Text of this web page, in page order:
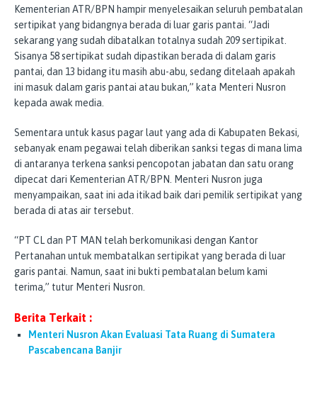
Kementerian ATR/BPN hampir menyelesaikan seluruh pembatalan
sertipikat yang bidangnya berada di luar garis pantai. “Jadi
sekarang yang sudah dibatalkan totalnya sudah 209 sertipikat.
Sisanya 58 sertipikat sudah dipastikan berada di dalam garis
pantai, dan 13 bidang itu masih abu-abu, sedang ditelaah apakah
ini masuk dalam garis pantai atau bukan,” kata Menteri Nusron
kepada awak media.
Sementara untuk kasus pagar laut yang ada di Kabupaten Bekasi,
sebanyak enam pegawai telah diberikan sanksi tegas di mana lima
di antaranya terkena sanksi pencopotan jabatan dan satu orang
dipecat dari Kementerian ATR/BPN. Menteri Nusron juga
menyampaikan, saat ini ada itikad baik dari pemilik sertipikat yang
berada di atas air tersebut.
“PT CL dan PT MAN telah berkomunikasi dengan Kantor
Pertanahan untuk membatalkan sertipikat yang berada di luar
garis pantai. Namun, saat ini bukti pembatalan belum kami
terima,” tutur Menteri Nusron.
Berita Terkait :
Menteri Nusron Akan Evaluasi Tata Ruang di Sumatera
Pascabencana Banjir